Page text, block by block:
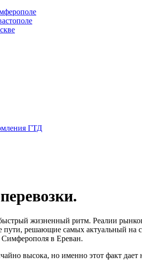
ГТД
жизненный ритм. Реалии
решающие самых актуальный на
Симферополя в Ереван.
высока, но именно этот факт